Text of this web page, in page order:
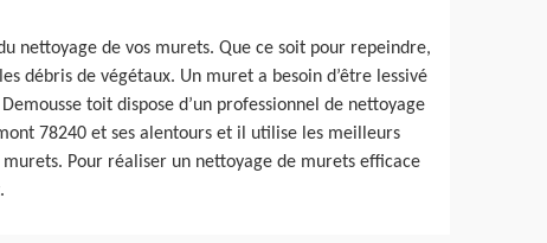
nettoyage de vos murets. Que ce soit pour repeindre,
débris de végétaux. Un muret a besoin d’être lessivé
toit dispose d’un professionnel de nettoyage
78240 et ses alentours et il utilise les meilleurs
Pour réaliser un nettoyage de murets efficace